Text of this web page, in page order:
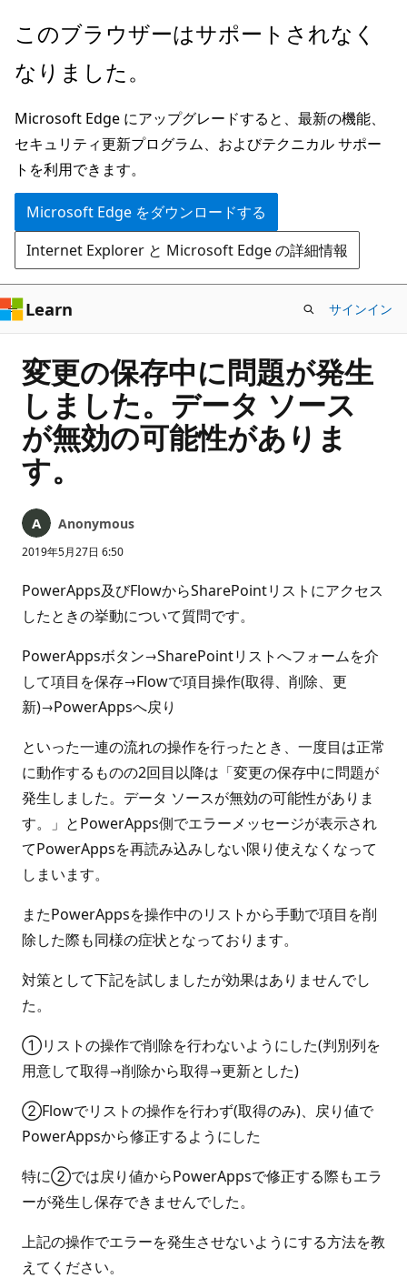
メ
ン
ン
テ
ン
ツ
に
ス
キ
ッ
プ
このブラウザーはサポートされなく
なりました。
Microsoft Edge にアップグレードすると、最新の機能、
セキュリティ更新プログラム、およびテクニカル サポー
トを利用できます。
Microsoft Edge をダウンロードする
Internet Explorer と Microsoft Edge の詳細情報
Learn サインイン
変更の保存中に問題が発生
しました。データ ソース
が無効の可能性がありま
す。
Anonymous
2019年5月27日 6:50
PowerApps及びFlowからSharePointリストにアクセス
したときの挙動について質問です。
PowerAppsボタン→SharePointリストへフォームを介
して項目を保存→Flowで項目操作(取得、削除、更
新)→PowerAppsへ戻り
といった一連の流れの操作を行ったとき、一度目は正常
に動作するものの2回目以降は「変更の保存中に問題が
発生しました。データ ソースが無効の可能性がありま
す。」とPowerApps側でエラーメッセージが表示され
てPowerAppsを再読み込みしない限り使えなくなって
しまいます。
またPowerAppsを操作中のリストから手動で項目を削
除した際も同様の症状となっております。
対策として下記を試しましたが効果はありませんでし
た。
①リストの操作で削除を行わないようにした(判別列を
用意して取得→削除から取得→更新とした)
②Flowでリストの操作を行わず(取得のみ)、戻り値で
PowerAppsから修正するようにした
特に②では戻り値からPowerAppsで修正する際もエラ
ーが発生し保存できませんでした。
上記の操作でエラーを発生させないようにする方法を教
えてください。